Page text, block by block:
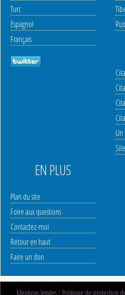
Turc
Espagnol
Français
EN PLUS
Plan du site
Foire aux questions
Contactez-moi
Retour en haut
Faire un don
Mentions légales| Politique de protection